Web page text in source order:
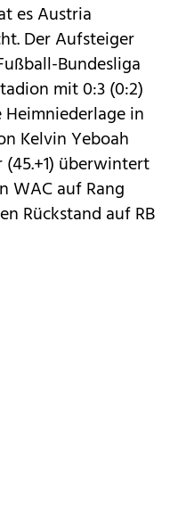
es Austria
Der Aufsteiger
Bundesliga
mit 0:3 (0:2)
in
Kelvin Yeboah
(45.+1) überwintert
WAC auf Rang
Rückstand auf RB